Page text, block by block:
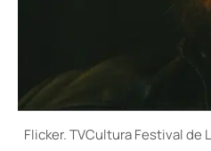
Flicker. TVCultura Festival de